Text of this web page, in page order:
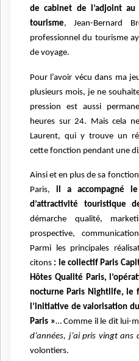
de cabinet de l’adjoint
tourisme, Jean-Bernard
professionnel du tourisme
de voyage.
Pour l’avoir vécu dans ma
plusieurs mois, je ne
pression est aussi
heures sur 24. Mais cela
Laurent, qui y trouve un
cette fonction pendant une
Ainsi et en plus de sa
Paris, il a accompagné
d’attractivité touristique
démarche qualité,
prospective,
Parmi les principales
citons : le collectif Paris
Hôtes Qualité Paris,
nocturne Paris Nightlife, le
l’initiative de valorisation
Paris »… Comme il le dit lui-
d’années, j’ai pris vingt ans
volontiers.